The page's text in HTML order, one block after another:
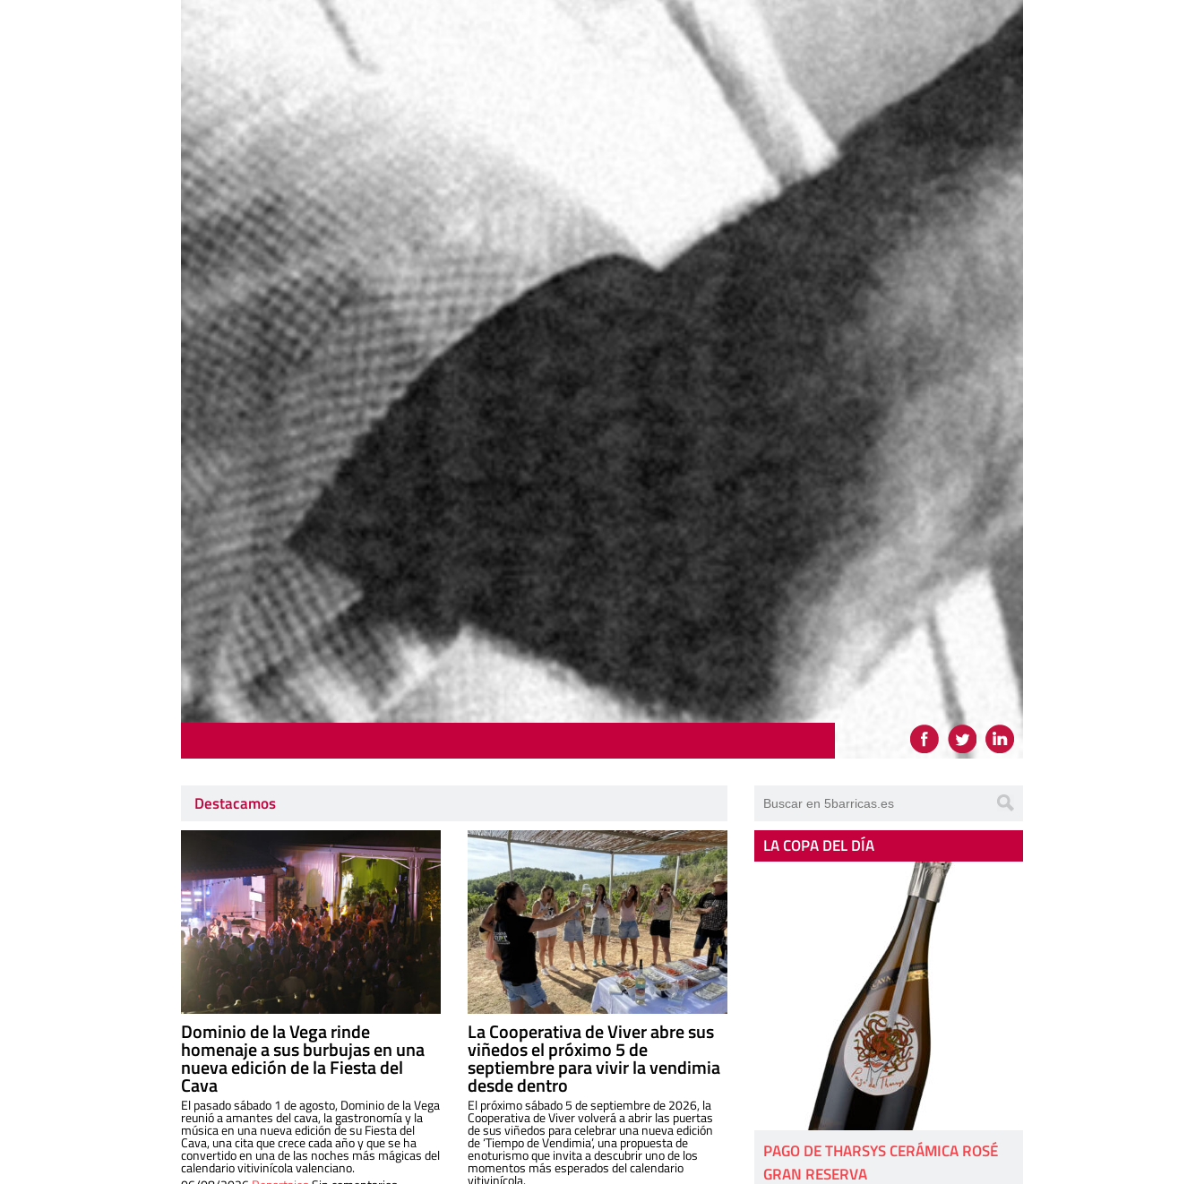
Destacamos
Dominio de la Vega rinde
homenaje a sus burbujas en una
nueva edición de la Fiesta del
Cava
El pasado sábado 1 de agosto, Dominio de la Vega
reunió a amantes del cava, la gastronomía y la
música en una nueva edición de su Fiesta del
Cava, una cita que crece cada año y que se ha
convertido en una de las noches más mágicas del
calendario vitivinícola valenciano.
La Cooperativa de Viver abre sus
viñedos el próximo 5 de
septiembre para vivir la vendimia
desde dentro
El próximo sábado 5 de septiembre de 2026, la
Cooperativa de Viver volverá a abrir las puertas
de sus viñedos para celebrar una nueva edición
de ‘Tiempo de Vendimia’, una propuesta de
enoturismo que invita a descubrir uno de los
momentos más esperados del calendario
vitivinícola.
LA COPA DEL DÍA
PAGO DE THARSYS CERÁMICA ROSÉ
GRAN RESERVA